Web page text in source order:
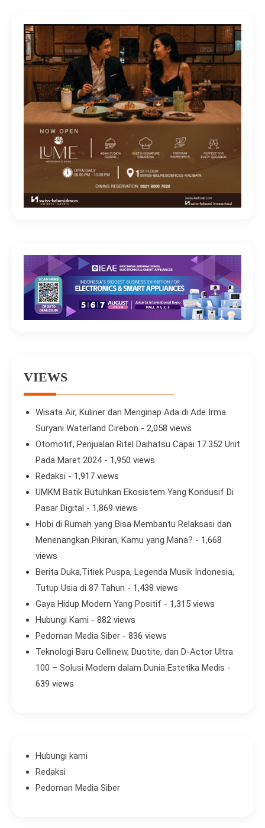
VIEWS
Wisata Air, Kuliner dan Menginap Ada di Ade Irma
Suryani Waterland Cirebon - 2,058 views
Otomotif, Penjualan Ritel Daihatsu Capai 17.352 Unit
Pada Maret 2024- 1,950 views
Redaksi - 1,917 views
UMKM Batik Butuhkan Ekosistem Yang Kondusif Di
Pasar Digital - 1,869 views
Hobi di Rumah yang Bisa Membantu Relaksasi dan
Menenangkan Pikiran, Kamu yang Mana? - 1,668
views
Berita Duka,Titiek Puspa, Legenda Musik Indonesia,
Tutup Usia di 87 Tahun - 1,438 views
Gaya Hidup Modern Yang Positif - 1,315 views
Hubungi Kami - 882 views
Pedoman Media Siber - 836 views
Teknologi Baru Cellinew, Duotite, dan D-Actor Ultra
100 – Solusi Modern dalam Dunia Estetika Medis -
639 views
Hubungi kami
Redaksi
Pedoman Media Siber